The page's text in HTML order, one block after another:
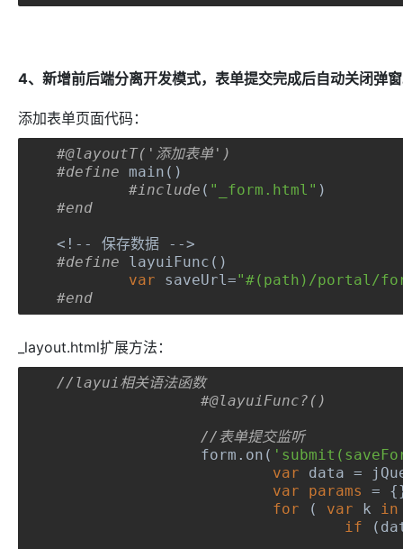
4、新增前后端分离开发模式，表单提交完成后自动关闭弹
添加表单页面代码：
#@layoutT('添加表单')
#define main ()
#include ( "_form.html" )
#end
<!-- 保存数据
-->
#define layuiFunc ()
var saveUrl="#(path)/portal/
#end
_layout.html扩展方法：
//layui相关语法函数
#@layuiFunc?()
//表单提交监听
		form
. on (
var data =
var
params =
for
( var k in
if
(